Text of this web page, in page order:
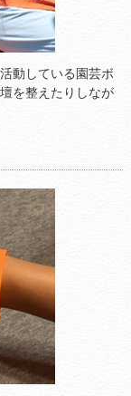
動している園芸ボ
を整えたりしなが